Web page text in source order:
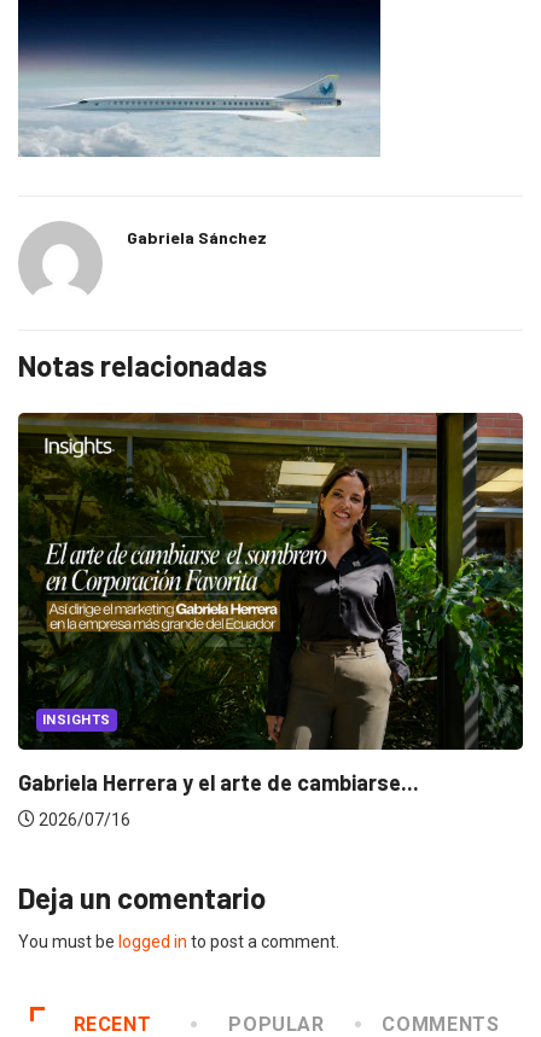
Gabriela Sánchez
Notas relacionadas
INSIGHTS
Gabriela Herrera y el arte de cambiarse...
2026/07/16
Deja un comentario
You must be logged in to post a comment.
RECENT POPULAR COMMENTS